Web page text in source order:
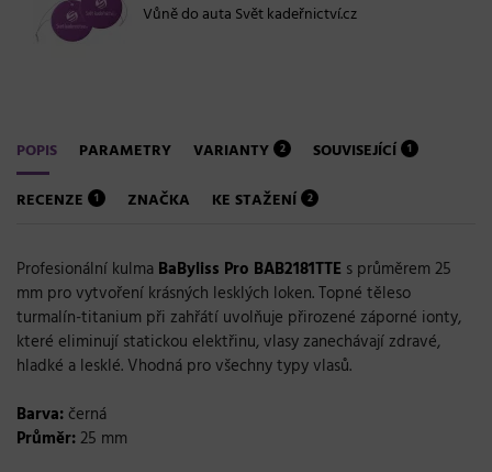
Vůně do auta Svět kadeřnictví.cz
POPIS PARAMETRY VARIANTY 2 SOUVISEJÍCÍ 1
RECENZE 1 ZNAČKA KE STAŽENÍ 2
Profesionální kulma BaByliss Pro BAB2181TTE s průměrem 25
mm pro vytvoření krásných lesklých loken. Topné těleso
turmalín-titanium při zahřátí uvolňuje přirozené záporné ionty,
které eliminují statickou elektřinu, vlasy zanechávají zdravé,
hladké a lesklé. Vhodná pro všechny typy vlasů.
Barva: černá
Průměr:25 mm